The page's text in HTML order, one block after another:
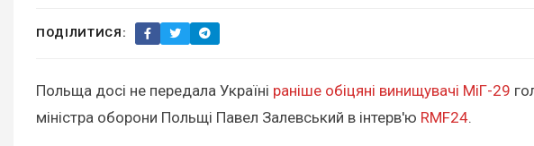
ПОДІЛИТИСЯ:
Польща досі не передала Україні раніше обіцяні винищувачі МіГ-29
міністра оборони Польщі Павел Залевський в інтерв'ю RMF24.